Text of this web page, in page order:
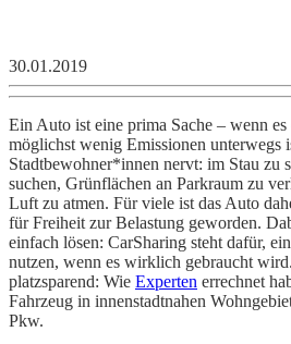
30.01.2019
Ein Auto ist eine prima Sache – wenn
möglichst wenig Emissionen unterwegs
Stadtbewohner*innen nervt: im Stau zu
suchen, Grünflächen an Parkraum zu
Luft zu atmen. Für viele ist das Auto
für Freiheit zur Belastung geworden.
einfach lösen: CarSharing steht dafür,
nutzen, wenn es wirklich gebraucht
platzsparend: Wie Experten errechnet
Fahrzeug in innenstadtnahen
Pkw.